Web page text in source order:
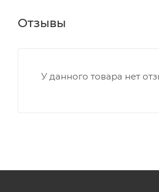
Отзывы
У данного товара нет